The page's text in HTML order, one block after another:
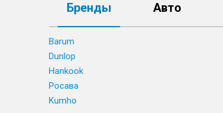
Бренды Авто
Barum
Dunlop
Hankook
Росава
Kumho